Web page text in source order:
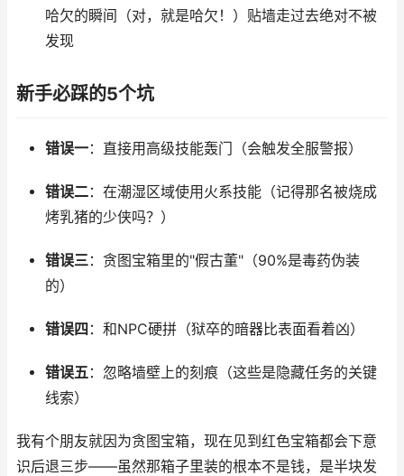
哈欠的瞬间（对，就是哈欠！）贴墙走过去绝对不被
发现
新手必踩的5个坑
错误一：直接用高级技能轰门（会触发全服警报）
错误二：在潮湿区域使用火系技能（记得那名被烧成
烤乳猪的少侠吗？）
错误三：贪图宝箱里的"假古董"（90%是毒药伪装
的）
错误四 ：和NPC硬拼（狱卒的暗器比表面看着凶）
错误五：忽略墙壁上的刻痕（这些是隐藏任务的关键
线索）
我有个朋友就因为贪图宝箱，现在见到红色宝箱都会下意
识后退三步——虽然那箱子里装的根本不是钱，是半块发